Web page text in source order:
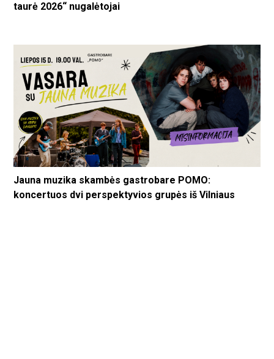
taurė 2026“ nugalėtojai
Jauna muzika skambės gastrobare POMO:
koncertuos dvi perspektyvios grupės iš Vilniaus